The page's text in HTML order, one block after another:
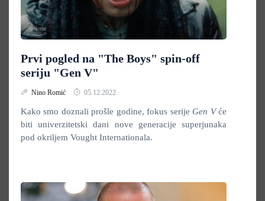
Prvi pogled na "The Boys" spin-off
seriju "Gen V"
Nino Romić 05.12.2022.
Kako smo doznali prošle godine, fokus serijeGen Vće
biti univerzitetski dani nove generacije superjunaka
pod okriljem Vought Internationala.